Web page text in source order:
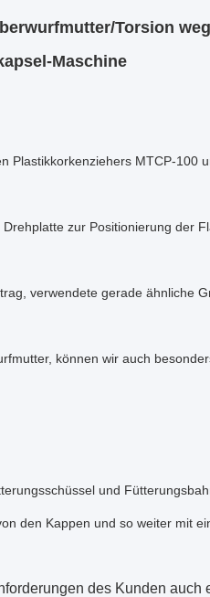
Torsion
Maschine
Plastikkorkenziehers MTCP-100
zur Positionierung der
verwendete gerade ähnliche
können wir auch
und
den Kappen und so weiter mit
des Kunden auch